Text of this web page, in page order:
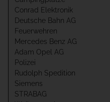
Conrad Elektronik
Deutsche Bahn AG
Feuerwehren
Mercedes Benz AG
Adam Opel AG
Polizei
Rudolph Spedition
Siemens
STRABAG